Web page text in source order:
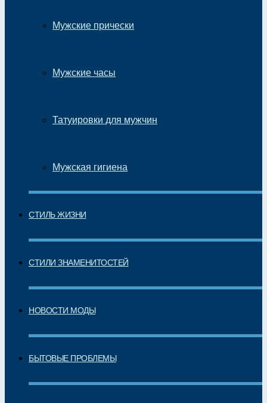
Мужские прически
Мужские часы
Татуировки для мужчин
Мужская гигиена
СТИЛЬ ЖИЗНИ
СТИЛИ ЗНАМЕНИТОСТЕЙ
НОВОСТИ МОДЫ
БЫТОВЫЕ ПРОБЛЕМЫ